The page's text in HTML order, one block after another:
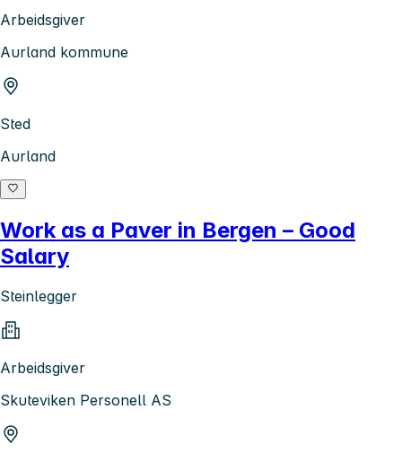
Arbeidsgiver
Aurland kommune
Sted
Aurland
Work as a Paver in Bergen – Good
Salary
Steinlegger
Arbeidsgiver
Skuteviken Personell AS